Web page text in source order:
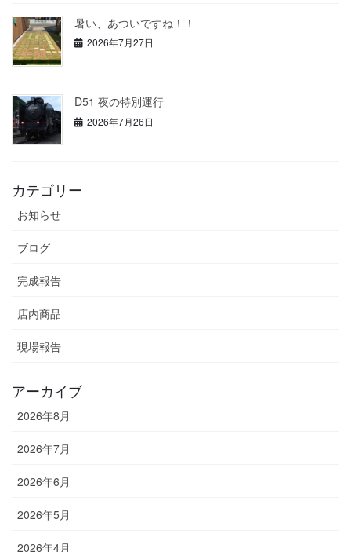
暑い、あついですね！！
2026年7月27日
D51 夜の特別運行
2026年7月26日
カテゴリー
お知らせ
ブログ
完成報告
店内商品
現場報告
アーカイブ
2026年8月
2026年7月
2026年6月
2026年5月
2026年4月